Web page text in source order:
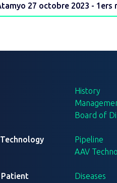
27 octobre 2023 - 1ers
History
Board of
Pipeline
AAV
Patient Diseases